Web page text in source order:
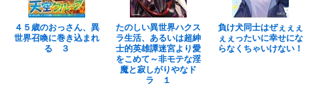
４５歳のおっさん、異
世界召喚に巻き込まれ
る ３
たのしい異世界ハクス
ラ生活、あるいは超紳
士的英雄譚迷宮より愛
をこめて～非モテな淫
魔と寂しがりやなド
ラ １
負け犬同士はぜぇぇぇ
ぇぇったいに幸せにな
らなくちゃいけない！